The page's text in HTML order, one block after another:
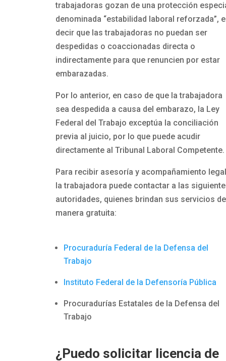
trabajadoras gozan de una protección
denominada “estabilidad laboral reforzada”,
decir que las trabajadoras no puedan ser
despedidas o coaccionadas directa o
indirectamente para que renuncien por estar
embarazadas.
Por lo anterior, en caso de que la trabajadora
sea despedida a causa del embarazo, la Ley
Federal del Trabajo exceptúa la conciliación
previa al juicio, por lo que puede acudir
directamente al Tribunal Laboral Competente.
Para recibir asesoría y acompañamiento
la trabajadora puede contactar a las
autoridades, quienes brindan sus servicios de
manera gratuita:
Procuraduría Federal de la Defensa del
Trabajo
Instituto Federal de la Defensoría Pública
Procuradurías Estatales de la Defensa del
Trabajo
¿Puedo solicitar licencia de